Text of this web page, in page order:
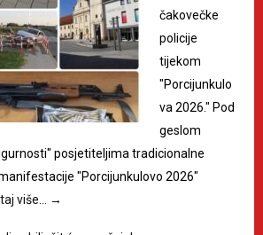
čakovečke
policije
tijekom
"Porcijunkulo
va 2026." Pod
geslom
posjetiteljima tradicionalne
"Porcijunkulovo 2026"
više… →